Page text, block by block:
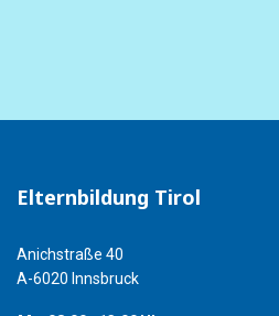
Elternbildung Tirol
Anichstraße 40
A-6020 Innsbruck